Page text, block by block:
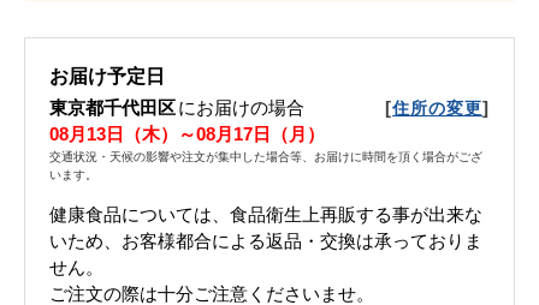
お届け予定日
東京都千代田区にお届けの場合 [住所の変更]
08月13日（木）～08月17日（月）
交通状況・天候の影響や注文が集中した場合等、お届けに時間を頂く場合がござ
います。
健康食品については、食品衛生上再販する事が出来な
いため、お客様都合による返品・交換は承っておりま
せん。
ご注文の際は十分ご注意くださいませ。